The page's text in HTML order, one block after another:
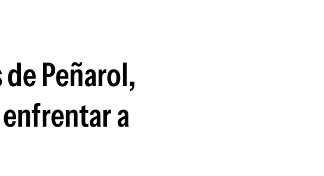
Suscribite x US$ 3,45
Peñarol,
a